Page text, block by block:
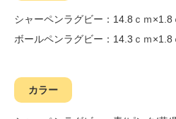
シャーペンラグビー：14.8ｃｍ×1.8
ボールペンラグビー：14.3ｃｍ×1.8
カラー